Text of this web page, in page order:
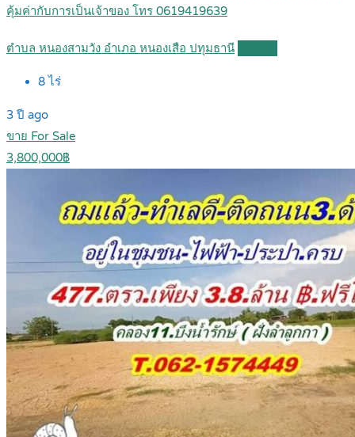
คุ้มค่ากับการเป็นเจ้าของ โทร 0619419639
ตำบล หนองสามวัง อำเภอ หนองเสือ ปทุมธานี
8ไร่
3 ปี ago
ขาย For Sale
3,800,000฿